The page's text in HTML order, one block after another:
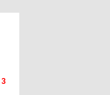
3